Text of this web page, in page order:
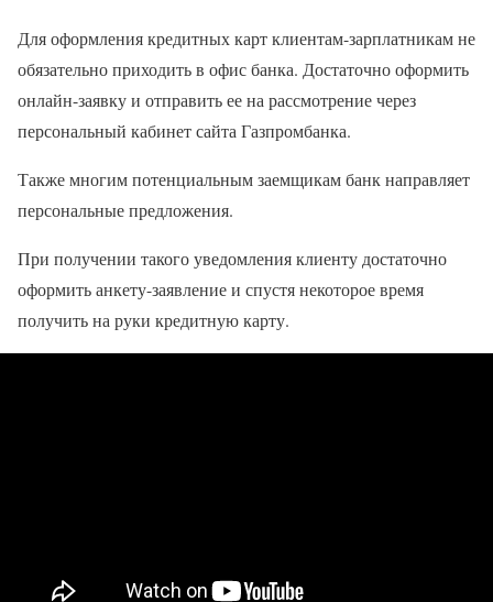
Для оформления кредитных карт клиентам-зарплатникам не
обязательно приходить в офис банка. Достаточно оформить
онлайн-заявку и отправить ее на рассмотрение через
персональный кабинет сайта Газпромбанка.
Также многим потенциальным заемщикам банк направляет
персональные предложения.
При получении такого уведомления клиенту достаточно
оформить анкету-заявление и спустя некоторое время
получить на руки кредитную карту.